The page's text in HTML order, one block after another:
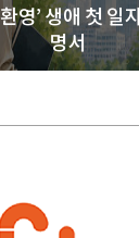
’ 생애 첫 일자리 도
명서